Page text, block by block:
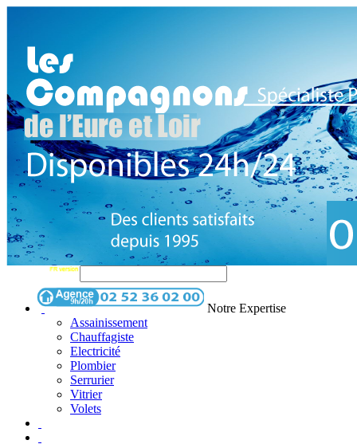
Notre Expertise
Assainissement
Chauffagiste
Electricité
Plombier
Serrurier
Vitrier
Volets